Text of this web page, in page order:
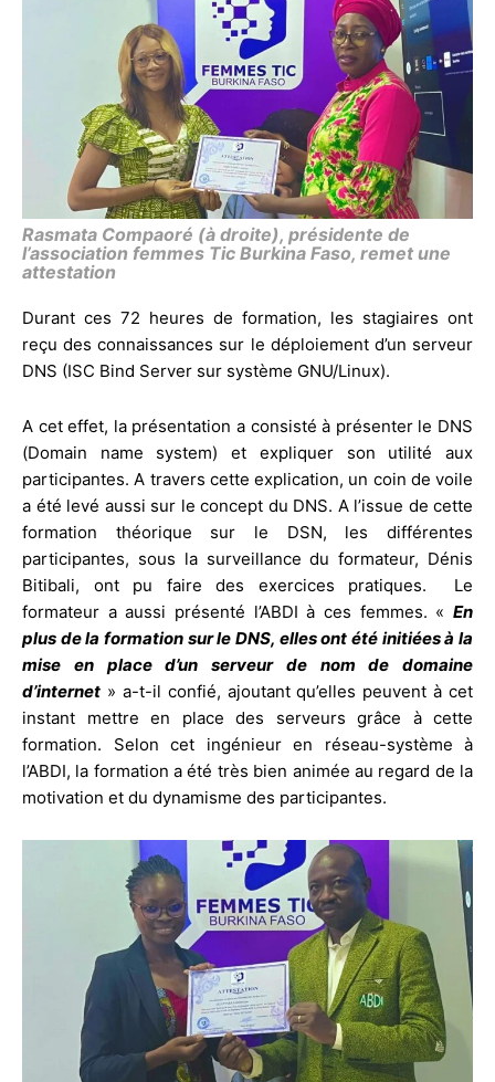
Rasmata Compaoré (à droite), présidente de
l’association femmes Tic Burkina Faso, remet une
attestation
Durant ces 72 heures de formation, les stagiaires ont
reçu des connaissances sur le déploiement d’un serveur
DNS (ISC Bind Server sur système GNU/Linux).
A cet effet, la présentation a consisté à présenter le DNS
(Domain name system) et expliquer son utilité aux
participantes. A travers cette explication, un coin de voile
a été levé aussi sur le concept du DNS. A l’issue de cette
formation théorique sur le DSN, les différentes
participantes, sous la surveillance du formateur, Dénis
Bitibali, ont pu faire des exercices pratiques. Le
formateur a aussi présenté l’ABDI à ces femmes. « En
plus de la formation sur le DNS, elles ont été initiées à la
mise en place d’un serveur de nom de domaine
d’internet » a-t-il confié, ajoutant qu’elles peuvent à cet
instant mettre en place des serveurs grâce à cette
formation. Selon cet ingénieur en réseau-système à
l’ABDI, la formation a été très bien animée au regard de la
motivation et du dynamisme des participantes.